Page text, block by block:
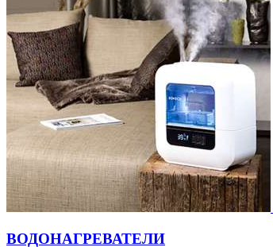
ВОДОНАГРЕВАТЕЛИ